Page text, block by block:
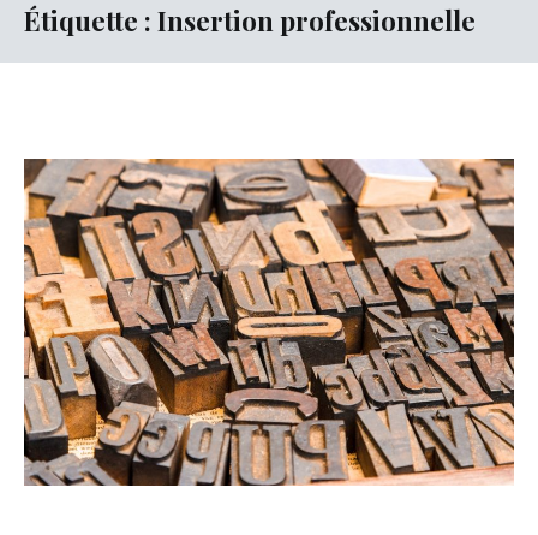
Étiquette : Insertion professionnelle